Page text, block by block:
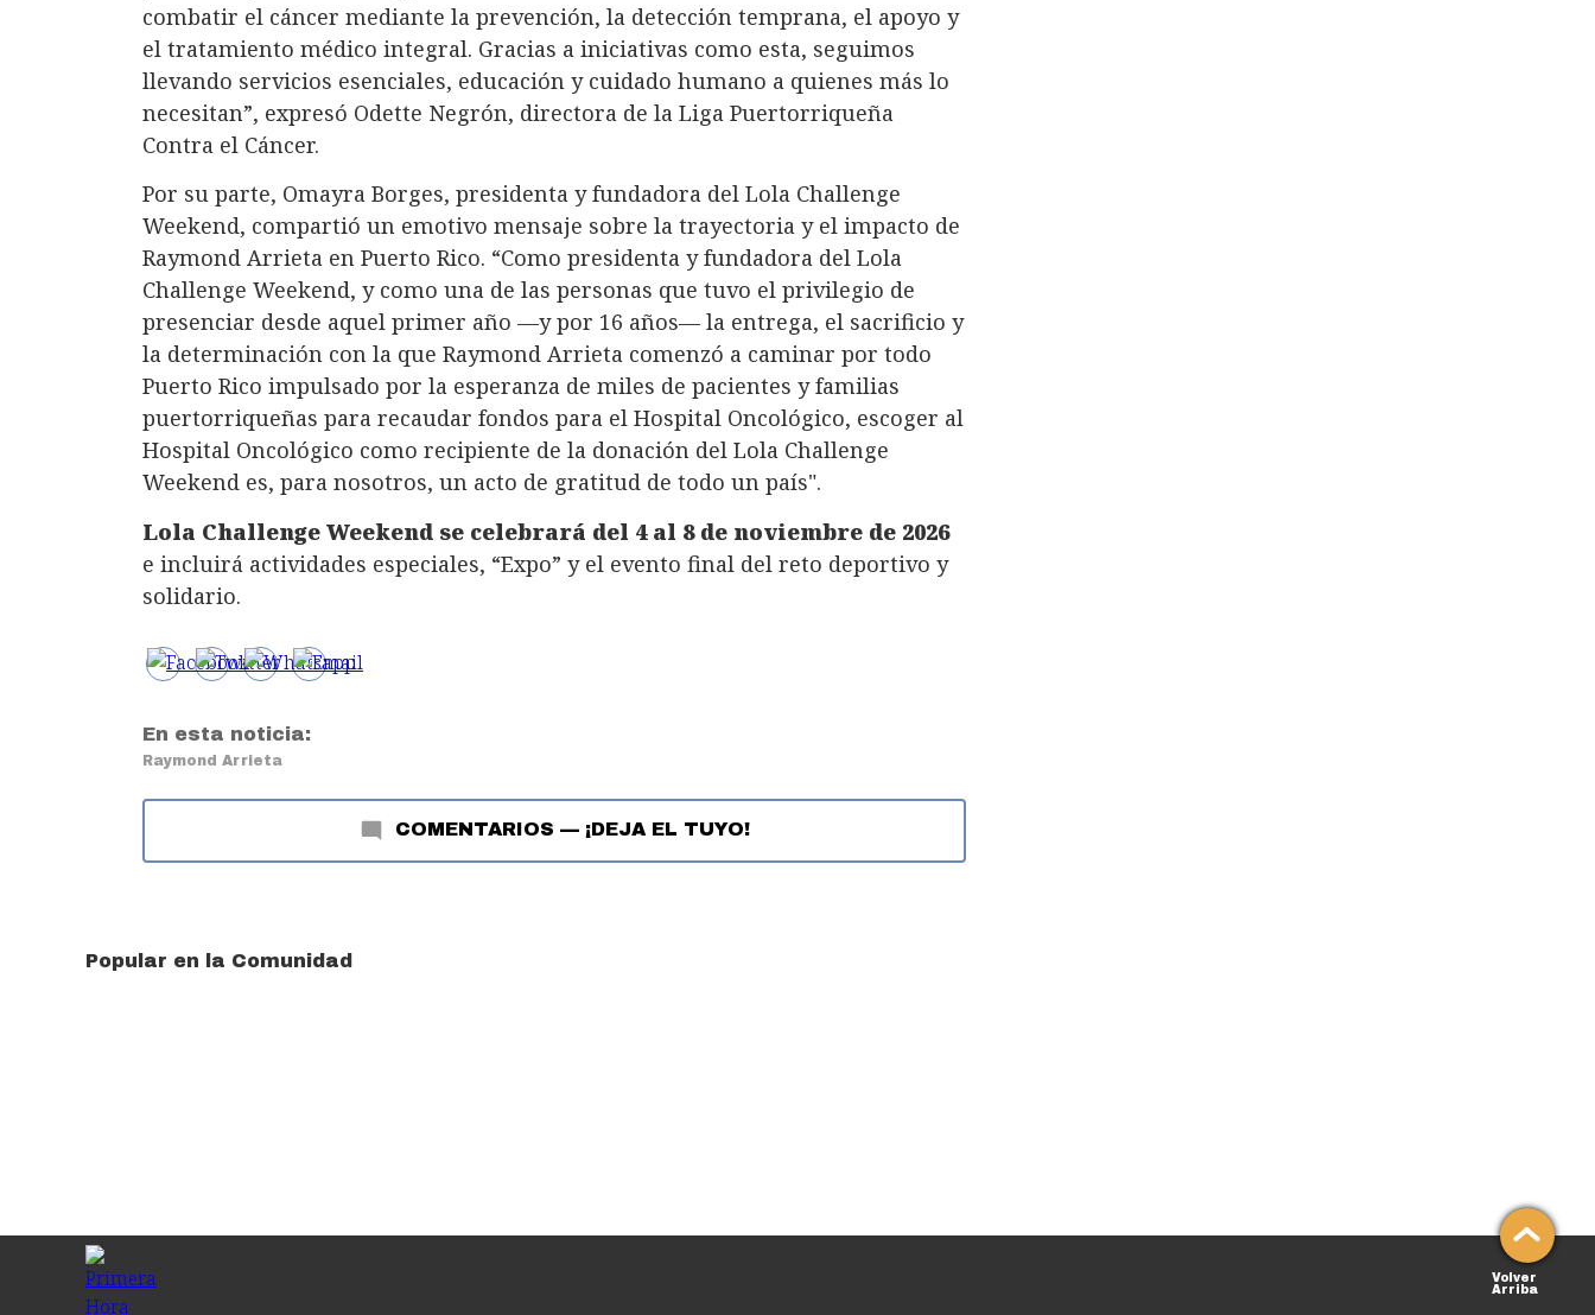
combatir el cáncer mediante la prevención, la detección temprana, el apoyo y
el tratamiento médico integral. Gracias a iniciativas como esta, seguimos
llevando servicios esenciales, educación y cuidado humano a quienes más lo
necesitan”, expresó Odette Negrón, directora de la Liga Puertorriqueña
Contra el Cáncer.
Por su parte, Omayra Borges, presidenta y fundadora del Lola Challenge
Weekend, compartió un emotivo mensaje sobre la trayectoria y el impacto de
Raymond Arrieta en Puerto Rico. “Como presidenta y fundadora del Lola
Challenge Weekend, y como una de las personas que tuvo el privilegio de
presenciar desde aquel primer año —y por 16 años— la entrega, el sacrificio y
la determinación con la que Raymond Arrieta comenzó a caminar por todo
Puerto Rico impulsado por la esperanza de miles de pacientes y familias
puertorriqueñas para recaudar fondos para el Hospital Oncológico, escoger al
Hospital Oncológico como recipiente de la donación del Lola Challenge
Weekend es, para nosotros, un acto de gratitud de todo un país".
Lola Challenge Weekend se celebrará del 4 al 8 de noviembre de 2026
e incluirá actividades especiales, “Expo” y el evento final del reto deportivo y
solidario.
En esta noticia:
Raymond Arrieta
COMENTARIOS — ¡DEJA EL TUYO!
Popular en la Comunidad
Volver
Arriba